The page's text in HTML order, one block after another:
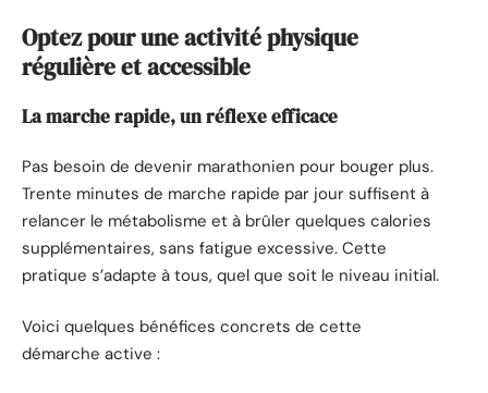
Optez pour une activité physique
régulière et accessible
La marche rapide, un réflexe efficace
Pas besoin de devenir marathonien pour bouger plus.
Trente minutes de marche rapide par jour suffisent à
relancer le métabolisme et à brûler quelques calories
supplémentaires, sans fatigue excessive. Cette
pratique s’adapte à tous, quel que soit le niveau initial.
Voici quelques bénéfices concrets de cette
démarche active :